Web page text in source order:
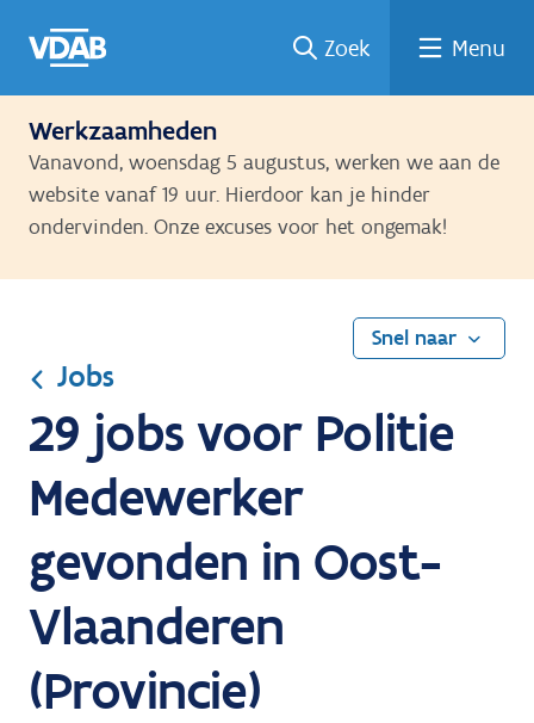
naar
een
een
job
mij?
naar
Zoek Menu
Werkzaamheden
Vanavond, woensdag 5 augustus, werken we aan de
website vanaf 19 uur. Hierdoor kan je hinder
ondervinden. Onze excuses voor het ongemak!
Snel naar
Jobs
29 jobs voor Politie
Medewerker
gevonden in Oost-
Vlaanderen
(Provincie)